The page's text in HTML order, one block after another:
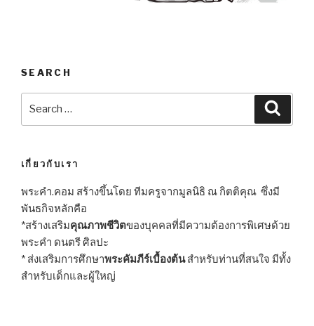
SEARCH
เกี่ยวกับเรา
พระคำ.คอม สร้างขึ้นโดย ทีมครูจากมูลนิธิ ณ กิตติคุณ ซึ่งมี
พันธกิจหลักคือ
*สร้างเสริมคุณภาพชีวิตของบุคคลที่มีความต้องการพิเศษด้วย
พระคำ ดนตรี ศิลปะ
* ส่งเสริมการศึกษาพระคัมภีร์เบื้องต้นสำหรับท่านที่สนใจ มีทั้ง
สำหรับเด็กและผู้ใหญ่